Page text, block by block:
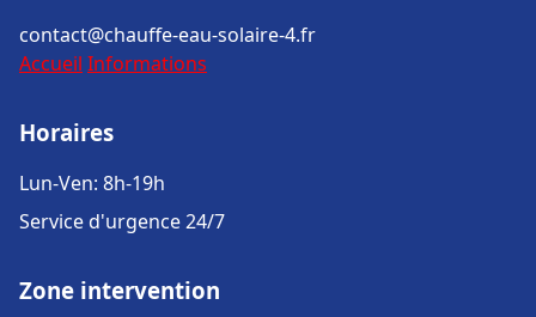
contact@chauffe-eau-solaire-4.fr
Accueil Informations
Horaires
Lun-Ven: 8h-19h
Service d'urgence 24/7
Zone intervention